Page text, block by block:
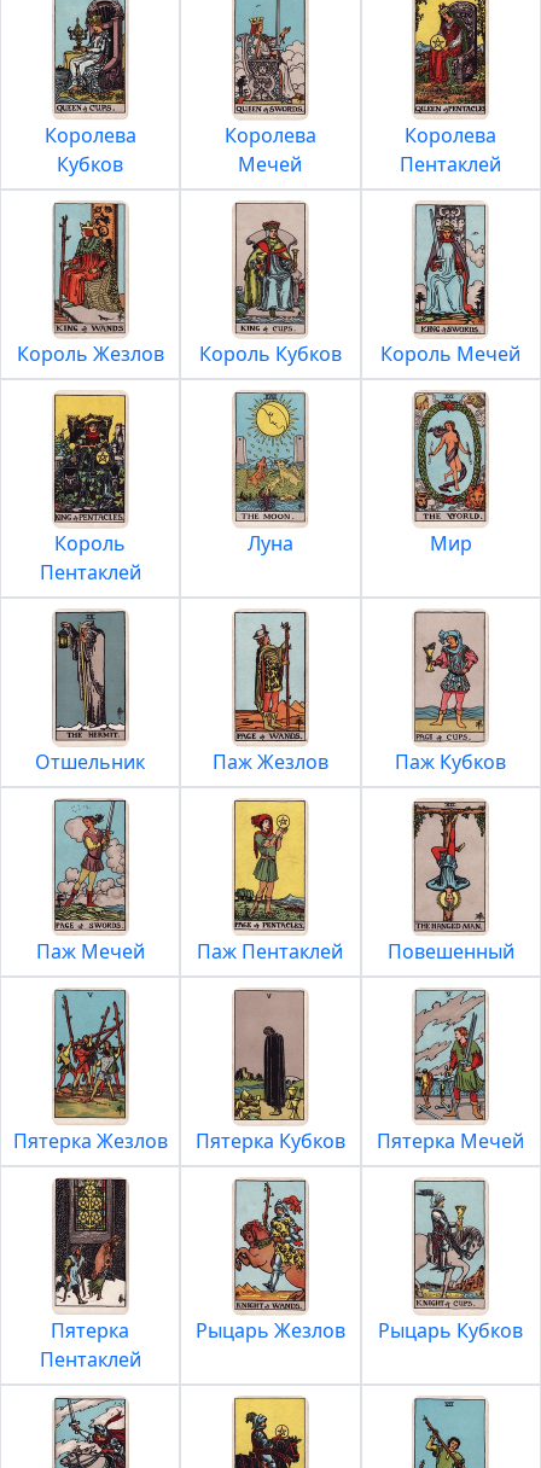
Королева
Кубков
Королева
Мечей
Королева
Пентаклей
Король Жезлов Король Кубков Король Мечей
Король
Пентаклей
Луна Мир
Отшельник Паж Жезлов Паж Кубков
Паж Мечей Паж Пентаклей Повешенный
Пятерка Жезлов Пятерка Кубков Пятерка Мечей
Пятерка
Пентаклей
Рыцарь Жезлов Рыцарь Кубков